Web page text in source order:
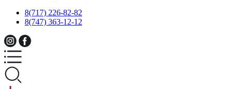
8(717) 226-82-82
8(747) 363-12-12